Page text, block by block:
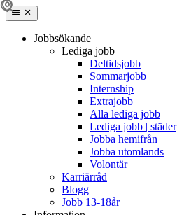
Jobbsökande
Lediga jobb
Deltidsjobb
Sommarjobb
Internship
Extrajobb
Alla lediga jobb
Lediga jobb | städer
Jobba hemifrån
Jobba utomlands
Volontär
Karriärråd
Blogg
Jobb 13-18år